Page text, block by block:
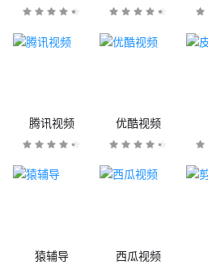
腾讯视频 优酷视频
猿辅导 西瓜视频